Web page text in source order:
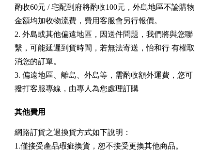
酌收60元 / 宅配到府將酌收100元，外島地區不論購物
金額均加收物流費，費用客服會另行報價。
2. 外島或其他偏遠地區，因送件問題，我們將與您聯
繫，可能延遲到貨時間，若無法寄送，怡和行 有權取
消您的訂單。
3. 偏遠地區、離島、外島等，需酌收額外運費，您可
撥打客服專線，由專人為您處理訂購
其他費用
網路訂貨之退換貨方式如下說明：
1.僅接受產品瑕疵換貨，恕不接受更換其他商品。